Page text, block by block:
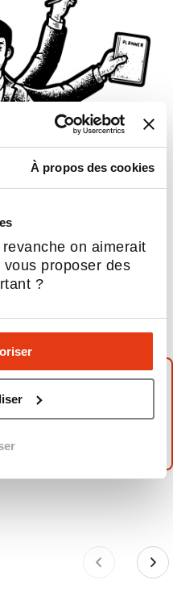
À propos des cookies
on aimerait
proposer des
?
dépasse les chiffres. Il
armé d’une
culture de la donnée,
de quartier en
Les réseaux de
aujourd’hui à
encore ce modèle.
ne s’implante